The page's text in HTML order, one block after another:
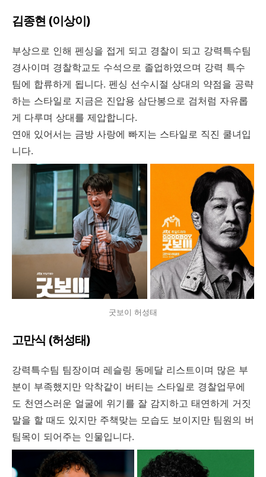
김종현 (이상이)
부상으로 인해 펜싱을 접게 되고 경찰이 되고 강력특수팀
경사이며 경찰학교도 수석으로 졸업하였으며 강력 특수
팀에 합류하게 됩니다. 펜싱 선수시절 상대의 약점을 공략
하는 스타일로 지금은 진압용 삼단봉으로 검처럼 자유롭
게 다루며 상대를 제압합니다.
연애 있어서는 금방 사랑에 빠지는 스타일로 직진 쿨녀입
니다.
굿보이 허성태
고만식 (허성태)
강력특수팀 팀장이며 레슬링 동메달 리스트이며 많은 부
분이 부족했지만 악착같이 버티는 스타일로 경찰업무에
도 천연스러운 얼굴에 위기를 잘 감지하고 태연하게 거짓
말을 할 때도 있지만 주책맞는 모습도 보이지만 팀원의 버
팀목이 되어주는 인물입니다.